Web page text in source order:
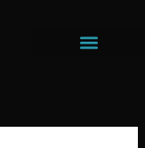
المحتوى